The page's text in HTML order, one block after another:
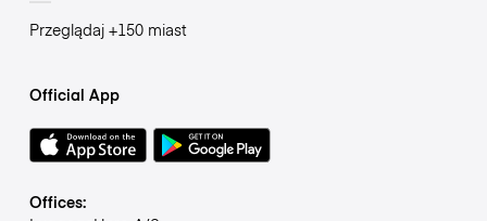
Przeglądaj +150 miast
Official App
Offices: